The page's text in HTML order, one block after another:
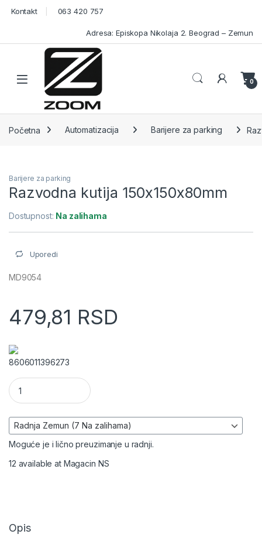
Skip to navigation
Skip to content
Kontakt 063 420 757
Adresa: Episkopa Nikolaja 2. Beograd – Zemun
Open 0
Početna Automatizacija Barijere za parking
Barijere za parking
Razvodna kutija 150x150x80mm
Dostupnost: Na zalihama
Uporedi
MD9054
479,81 RSD
8606011396273
Razvodna kutija 150x150x80mm količina
Moguće je i lično preuzimanje u radnji.
12 available at Magacin NS
Opis